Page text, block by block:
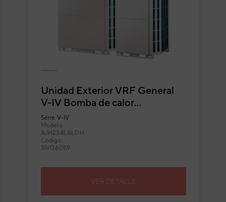
Unidad Exterior VRF General
V-IV Bomba de calor
AJH234LALDH
Serie V-IV
Modelo:
AJH234LALDH
Código:
3IVG6059
VER DETALLE